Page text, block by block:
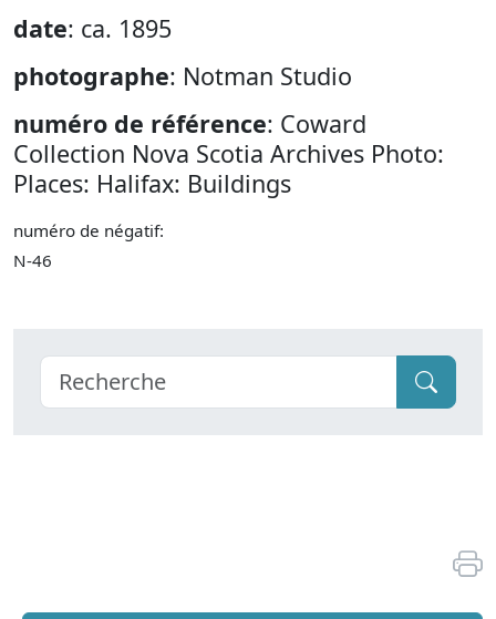
date: ca. 1895
photographe: Notman Studio
numéro de référence: Coward
Collection Nova Scotia Archives Photo:
Places: Halifax: Buildings
numéro de négatif:
N-46